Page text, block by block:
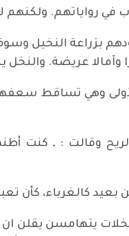
في رواياتهم. ولكنهم
بزراعة
وآمالا عريضة.
وهي تساقط
الريح وقالت : ـ
بعيد كالغرباء، كأن
يتهامسن يقلن